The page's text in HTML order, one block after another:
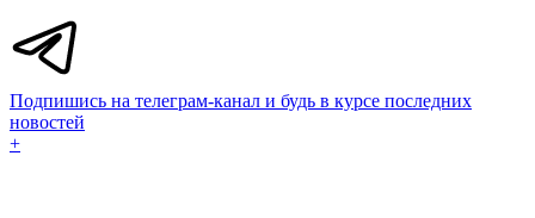
Подпишись на телеграм-канал и будь в курсе последних
новостей
+